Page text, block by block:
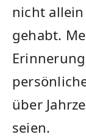
nicht
gehabt.
über
seien.